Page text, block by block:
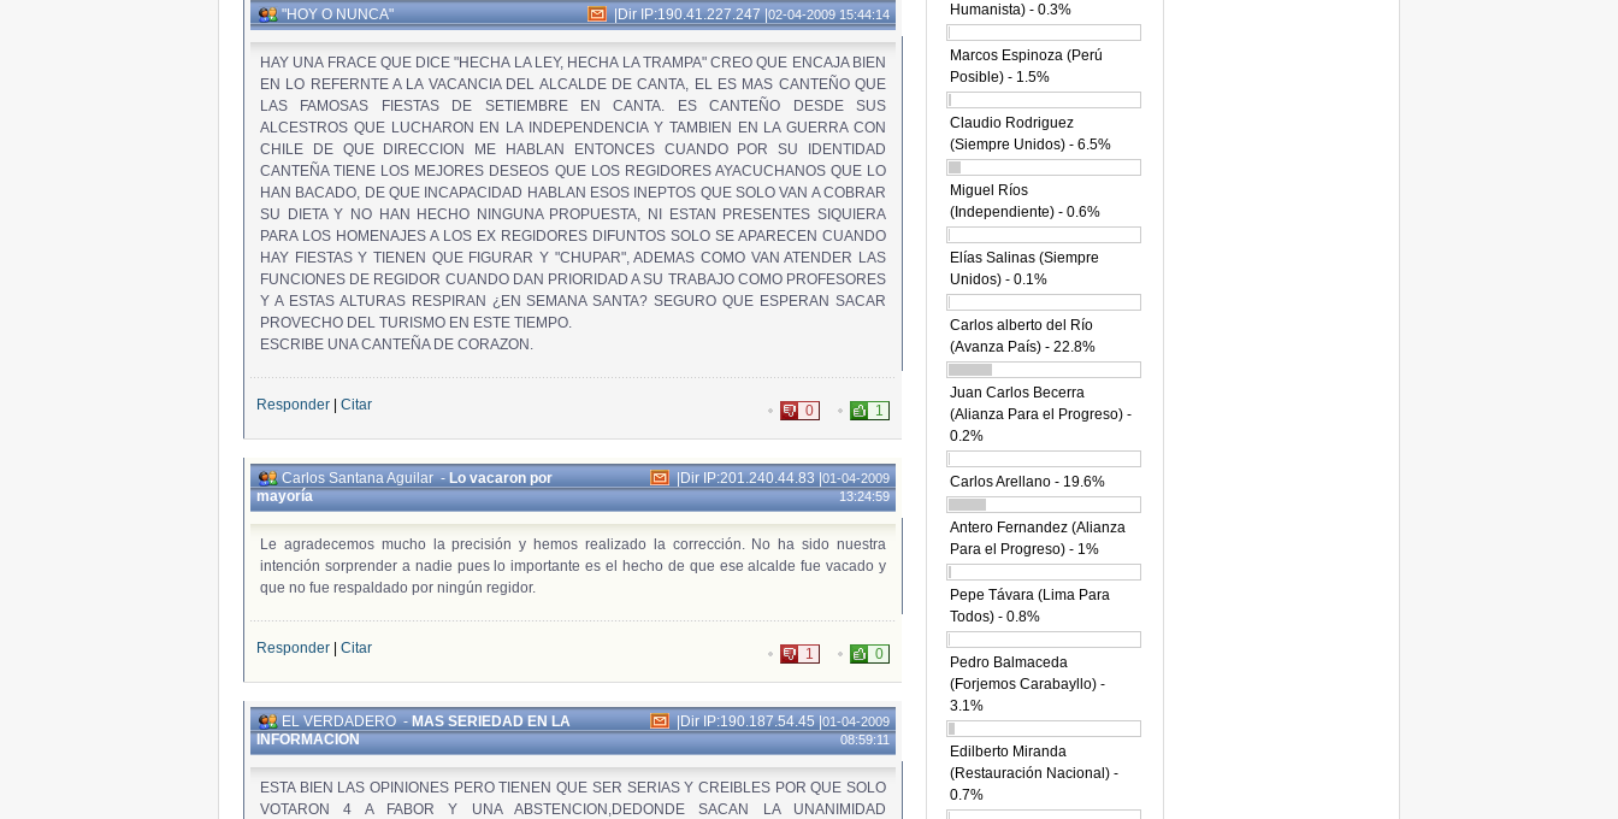
"HOY O NUNCA" |Dir IP:190.41.227.247|02-04-2009 15:44:14
HAY UNA FRACE QUE DICE "HECHA LA LEY, HECHA LA TRAMPA" CREO QUE ENCAJA BIEN
EN LO REFERNTE A LA VACANCIA DEL ALCALDE DE CANTA, EL ES MAS CANTEÑO QUE
LAS FAMOSAS FIESTAS DE SETIEMBRE EN CANTA. ES CANTEÑO DESDE SUS
ALCESTROS QUE LUCHARON EN LA INDEPENDENCIA Y TAMBIEN EN LA GUERRA CON
CHILE DE QUE DIRECCION ME HABLAN ENTONCES CUANDO POR SU IDENTIDAD
CANTEÑA TIENE LOS MEJORES DESEOS QUE LOS REGIDORES AYACUCHANOS QUE LO
HAN BACADO, DE QUE INCAPACIDAD HABLAN ESOS INEPTOS QUE SOLO VAN A COBRAR
SU DIETA Y NO HAN HECHO NINGUNA PROPUESTA, NI ESTAN PRESENTES SIQUIERA
PARA LOS HOMENAJES A LOS EX REGIDORES DIFUNTOS SOLO SE APARECEN CUANDO
HAY FIESTAS Y TIENEN QUE FIGURAR Y "CHUPAR", ADEMAS COMO VAN ATENDER LAS
FUNCIONES DE REGIDOR CUANDO DAN PRIORIDAD A SU TRABAJO COMO PROFESORES
Y A ESTAS ALTURAS RESPIRAN ¿EN SEMANA SANTA? SEGURO QUE ESPERAN SACAR
PROVECHO DEL TURISMO EN ESTE TIEMPO.
ESCRIBE UNA CANTEÑA DE CORAZON.
Responder Citar 1
0
Carlos Santana Aguilar-Lo vacaron por
mayoría
|Dir IP:201.240.44.83|01-04-2009
13:24:59
Le agradecemos mucho la precisión y hemos realizado la corrección. No ha sido nuestra
intención sorprender a nadie pues lo importante es el hecho de que ese alcalde fue vacado y
que no fue respaldado por ningún regidor.
Responder Citar 0
1
EL VERDADERO-MAS SERIEDAD EN LA
INFORMACION
|Dir IP:190.187.54.45|01-04-2009
08:59:11
ESTA BIEN LAS OPINIONES PERO TIENEN QUE SER SERIAS Y CREIBLES POR QUE SOLO
VOTARON 4 A FABOR Y UNA ABSTENCION,DEDONDE SACAN LA UNANIMIDAD
Humanista) - 0.3%
Marcos Espinoza (Perú
Posible) - 1.5%
Claudio Rodriguez
(Siempre Unidos) - 6.5%
Miguel Ríos
(Independiente) - 0.6%
Elías Salinas (Siempre
Unidos) - 0.1%
Carlos alberto del Río
(Avanza País) - 22.8%
Juan Carlos Becerra
(Alianza Para el Progreso) -
0.2%
Carlos Arellano - 19.6%
Antero Fernandez (Alianza
Para el Progreso) - 1%
Pepe Távara (Lima Para
Todos) - 0.8%
Pedro Balmaceda
(Forjemos Carabayllo) -
3.1%
Edilberto Miranda
(Restauración Nacional) -
0.7%